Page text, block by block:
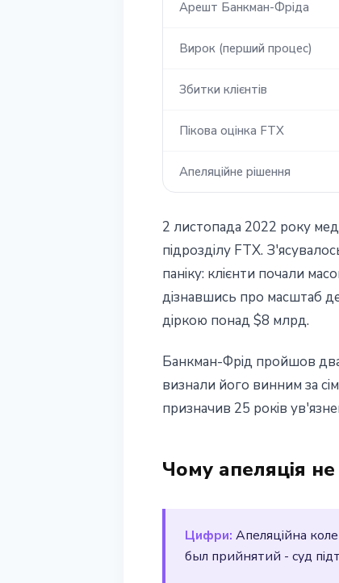
Арешт Банкман-Фріда
Вирок (перший процес)
Збитки клієнтів
Пікова оцінка FTX
Апеляційне рішення
2 листопада 2022 року
підрозділу FTX.
паніку: клієнти почали
дізнавшись про масштаб
діркою понад $8 млрд.
Банкман-Фрід пройшов
визнали його винним за
призначив 25 років
Чому апеляція
Цифри: Апеляційна
был прийнятий - суд